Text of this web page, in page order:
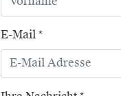
E-Mail *